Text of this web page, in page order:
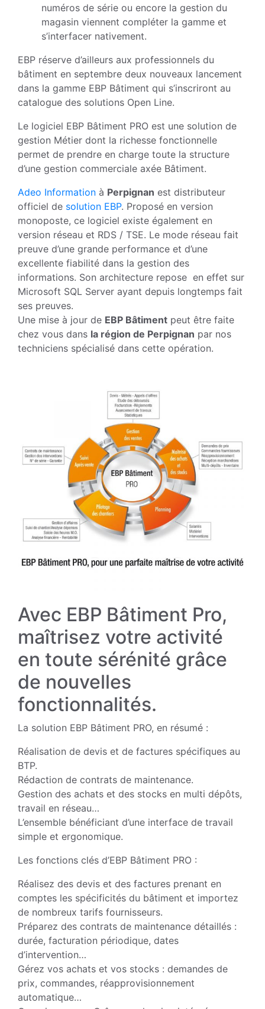
numéros de série ou encore la gestion du
magasin viennent compléter la gamme et
s’interfacer nativement.
EBP réserve d’ailleurs aux professionnels du
bâtiment en septembre deux nouveaux lancement
dans la gamme EBP Bâtiment qui s’inscriront au
catalogue des solutions Open Line.
Le logiciel EBP Bâtiment PRO est une solution de
gestion Métier dont la richesse fonctionnelle
permet de prendre en charge toute la structure
d’une gestion commerciale axée Bâtiment.
Adeo Information à Perpignan est distributeur
officiel de solution EBP. Proposé en version
monoposte, ce logiciel existe également en
version réseau et RDS / TSE. Le mode réseau fait
preuve d’une grande performance et d’une
excellente fiabilité dans la gestion des
informations. Son architecture repose en effet sur
Microsoft SQL Server ayant depuis longtemps fait
ses preuves.
Une mise à jour de EBP Bâtiment peut être faite
chez vous dans la région de Perpignan par nos
techniciens spécialisé dans cette opération.
Avec EBP Bâtiment Pro,
maîtrisez votre activité
en toute sérénité grâce
de nouvelles
fonctionnalités.
La solution EBP Bâtiment PRO, en résumé :
Réalisation de devis et de factures spécifiques au
BTP.
Rédaction de contrats de maintenance.
Gestion des achats et des stocks en multi dépôts,
travail en réseau…
L’ensemble bénéficiant d’une interface de travail
simple et ergonomique.
Les fonctions clés d’EBP Bâtiment PRO :
Réalisez des devis et des factures prenant en
comptes les spécificités du bâtiment et importez
de nombreux tarifs fournisseurs.
Préparez des contrats de maintenance détaillés :
durée, facturation périodique, dates
d’intervention…
Gérez vos achats et vos stocks : demandes de
prix, commandes, réapprovisionnement
automatique…